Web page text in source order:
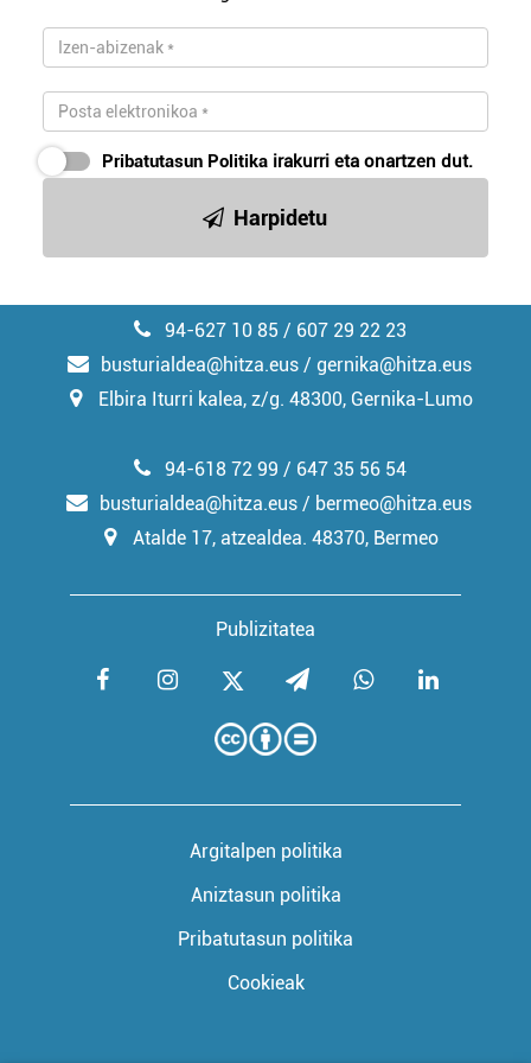
Pribatutasun Politika irakurri eta onartzen dut.
Harpidetu
94-627 10 85 / 607 29 22 23
busturialdea@hitza.eus / gernika@hitza.eus
Elbira Iturri kalea, z/g. 48300, Gernika-Lumo
Publizitatea
94-618 72 99 / 647 35 56 54
busturialdea@hitza.eus / bermeo@hitza.eus
Atalde 17, atzealdea. 48370, Bermeo
Argitalpen politika
Aniztasun politika
Pribatutasun politika
Cookieak